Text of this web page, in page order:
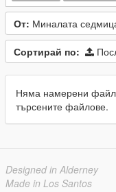
От: Миналата
Сортирай по:
Няма намерени
търсените файлове.
Designed in Alderney
Made in Los Santos